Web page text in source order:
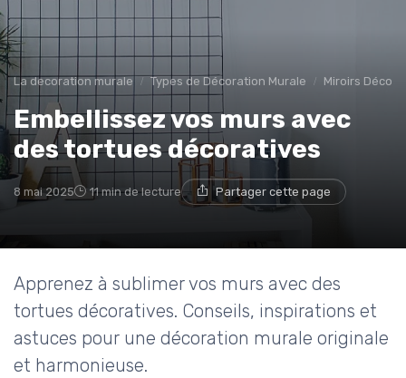
La decoration murale Types de Décoration Murale Miroirs
Embellissez vos murs avec
des tortues décoratives
8 mai 2025 11 min de lecture Partager cette page
Apprenez à sublimer vos murs avec des
tortues décoratives. Conseils, inspirations et
astuces pour une décoration murale originale
et harmonieuse.